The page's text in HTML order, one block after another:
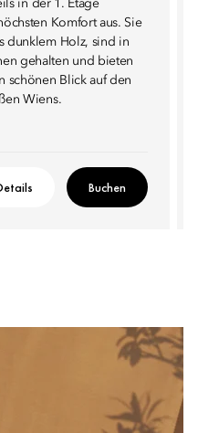
in der 1. Etage
Komfort aus. Sie
dunklem Holz, sind in
gehalten und bieten
schönen Blick auf den
Wiens.
Buchen